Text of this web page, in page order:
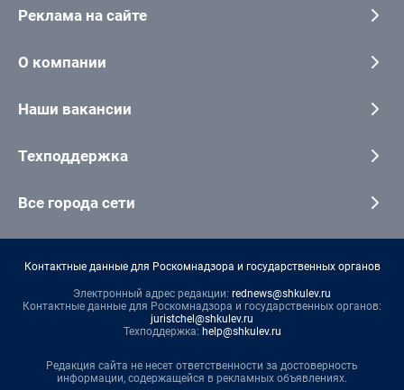
Реклама на сайте
О компании
Наши вакансии
Техподдержка
Все города сети
Контактные данные для Роскомнадзора и государственных органов
Электронный адрес редакции: rednews@shkulev.ru
Контактные данные для Роскомнадзора и государственных органов:
juristchel@shkulev.ru
Техподдержка: help@shkulev.ru
Редакция сайта не несет ответственности за достоверность
информации, содержащейся в рекламных объявлениях.